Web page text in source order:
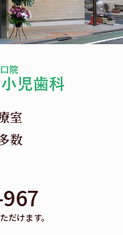
室
数
だけます。